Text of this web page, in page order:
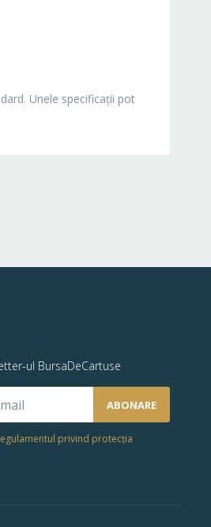
Unele specificaţii pot
ul BursaDeCartuse
ABONARE
privind protecția